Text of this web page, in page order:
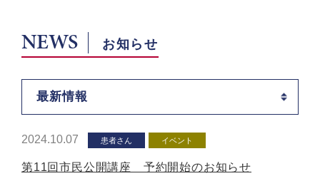
NEWS お知らせ
最新情報
2024.10.07 患者さん イベント
第11回市民公開講座 予約開始のお知らせ